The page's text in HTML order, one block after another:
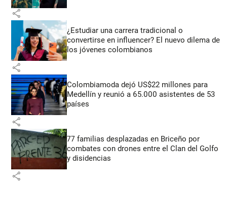
share
¿Estudiar una carrera tradicional o
convertirse en influencer? El nuevo dilema de
los jóvenes colombianos
share
Colombiamoda dejó US$22 millones para
Medellín y reunió a 65.000 asistentes de 53
países
share
77 familias desplazadas en Briceño por
combates con drones entre el Clan del Golfo
y disidencias
share